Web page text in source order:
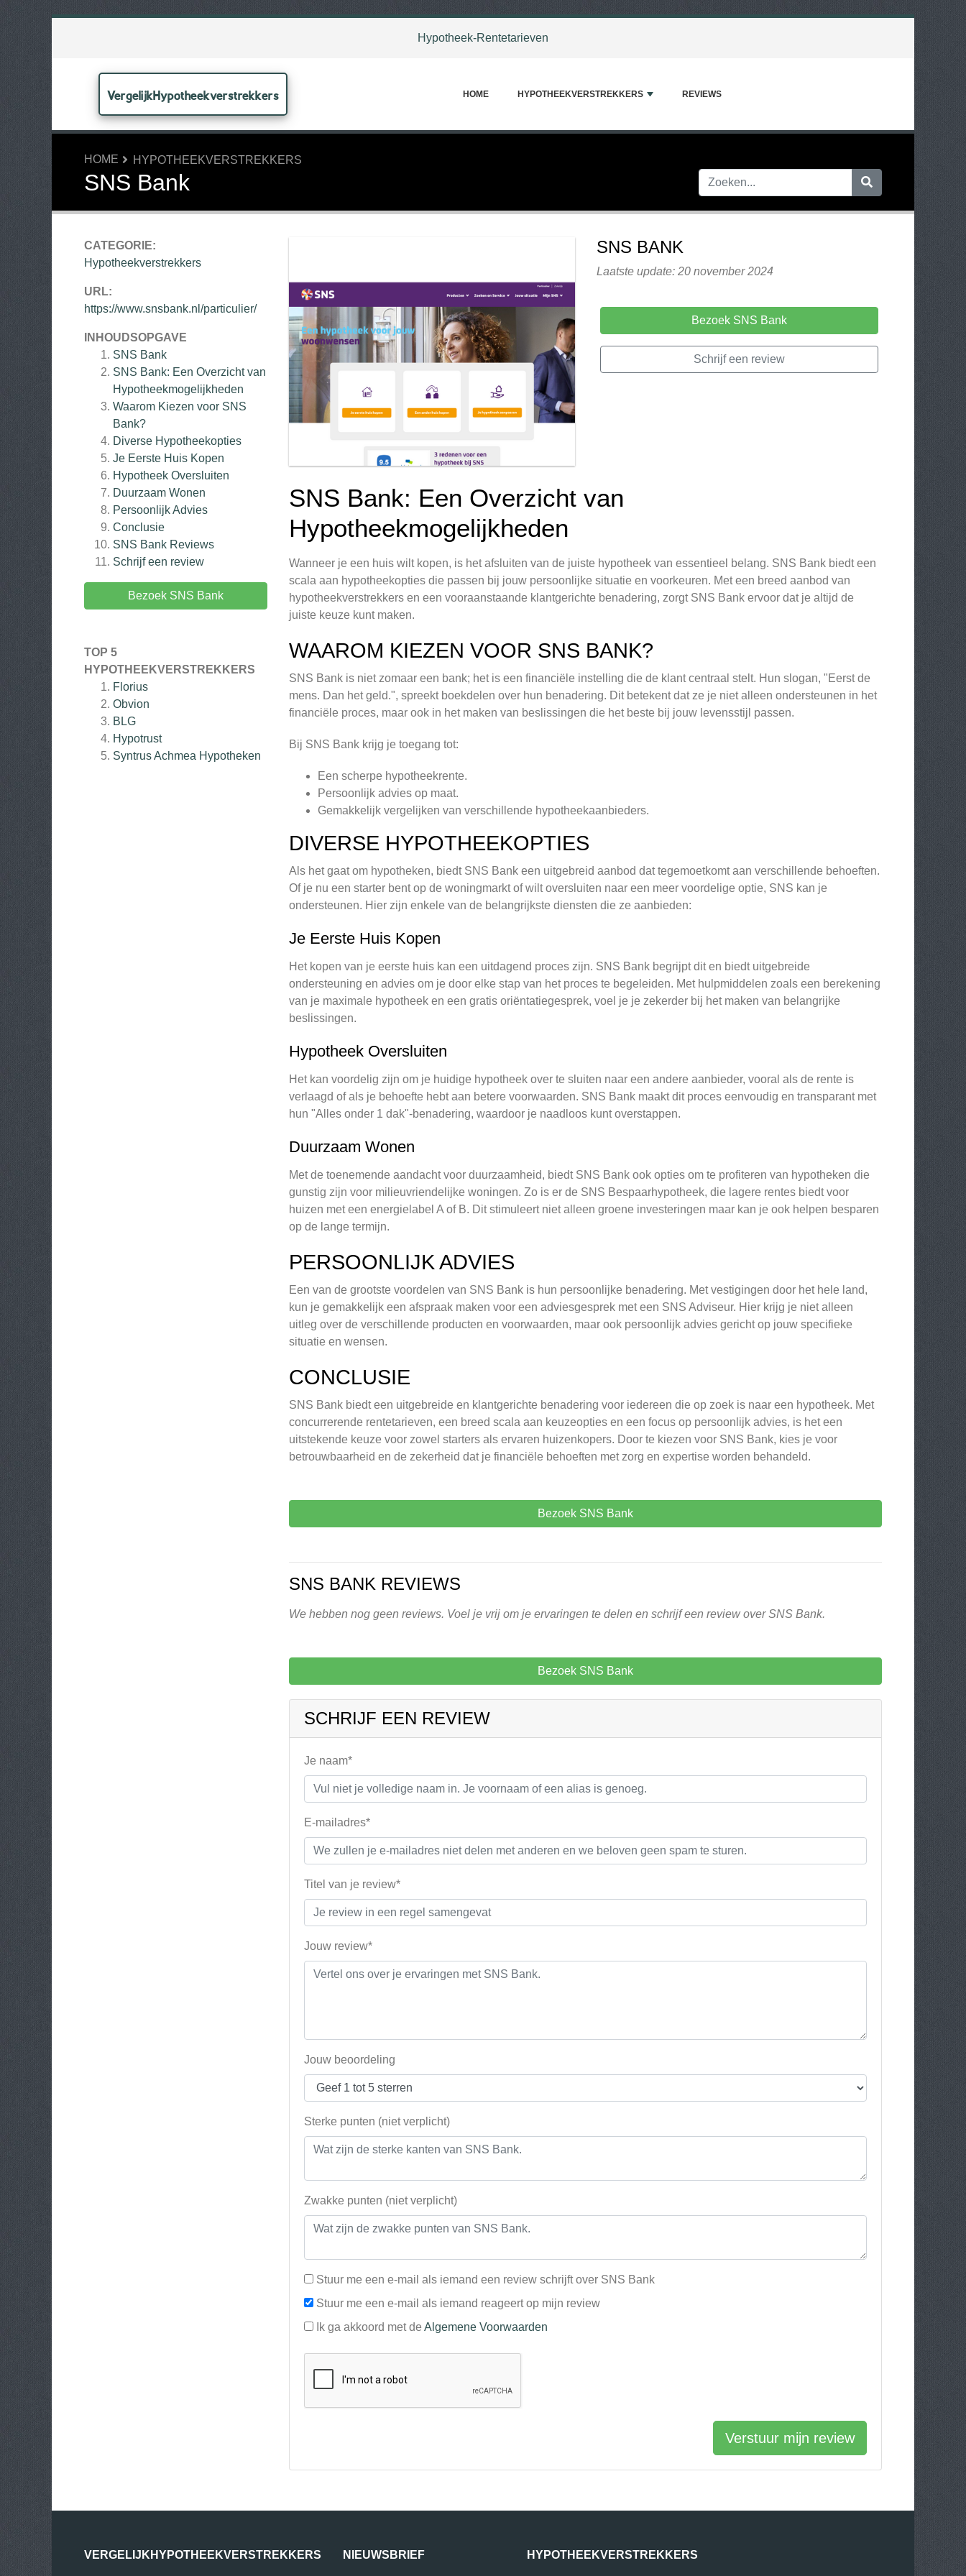
Hypotheek-Rentetarieven
VergelijkHypotheekverstrekkers HOME HYPOTHEEKVERSTREKKERS REVIEWS
HOME HYPOTHEEKVERSTREKKERS
SNS Bank
CATEGORIE:
Hypotheekverstrekkers
URL:
https://www.snsbank.nl/particulier/
INHOUDSOPGAVE
SNS Bank
SNS Bank: Een Overzicht van
Hypotheekmogelijkheden
Waarom Kiezen voor SNS
Bank?
Diverse Hypotheekopties
Je Eerste Huis Kopen
Hypotheek Oversluiten
Duurzaam Wonen
Persoonlijk Advies
Conclusie
SNS Bank Reviews
Schrijf een review
Bezoek SNS Bank
TOP 5
HYPOTHEEKVERSTREKKERS
Florius
Obvion
BLG
Hypotrust
Syntrus Achmea Hypotheken
SNS BANK
Laatste update: 20 november 2024
Bezoek SNS Bank
Schrijf een review
SNS Bank: Een Overzicht van
Hypotheekmogelijkheden
Wanneer je een huis wilt kopen, is het afsluiten van de juiste hypotheek van essentieel belang. SNS Bank biedt een
scala aan hypotheekopties die passen bij jouw persoonlijke situatie en voorkeuren. Met een breed aanbod van
hypotheekverstrekkers en een vooraanstaande klantgerichte benadering, zorgt SNS Bank ervoor dat je altijd de
juiste keuze kunt maken.
WAAROM KIEZEN VOOR SNS BANK?
SNS Bank is niet zomaar een bank; het is een financiële instelling die de klant centraal stelt. Hun slogan, "Eerst de
mens. Dan het geld.", spreekt boekdelen over hun benadering. Dit betekent dat ze je niet alleen ondersteunen in het
financiële proces, maar ook in het maken van beslissingen die het beste bij jouw levensstijl passen.
Bij SNS Bank krijg je toegang tot:
Een scherpe hypotheekrente.
Persoonlijk advies op maat.
Gemakkelijk vergelijken van verschillende hypotheekaanbieders.
DIVERSE HYPOTHEEKOPTIES
Als het gaat om hypotheken, biedt SNS Bank een uitgebreid aanbod dat tegemoetkomt aan verschillende behoeften.
Of je nu een starter bent op de woningmarkt of wilt oversluiten naar een meer voordelige optie, SNS kan je
ondersteunen. Hier zijn enkele van de belangrijkste diensten die ze aanbieden:
Je Eerste Huis Kopen
Het kopen van je eerste huis kan een uitdagend proces zijn. SNS Bank begrijpt dit en biedt uitgebreide
ondersteuning en advies om je door elke stap van het proces te begeleiden. Met hulpmiddelen zoals een berekening
van je maximale hypotheek en een gratis oriëntatiegesprek, voel je je zekerder bij het maken van belangrijke
beslissingen.
Hypotheek Oversluiten
Het kan voordelig zijn om je huidige hypotheek over te sluiten naar een andere aanbieder, vooral als de rente is
verlaagd of als je behoefte hebt aan betere voorwaarden. SNS Bank maakt dit proces eenvoudig en transparant met
hun "Alles onder 1 dak"-benadering, waardoor je naadloos kunt overstappen.
Duurzaam Wonen
Met de toenemende aandacht voor duurzaamheid, biedt SNS Bank ook opties om te profiteren van hypotheken die
gunstig zijn voor milieuvriendelijke woningen. Zo is er de SNS Bespaarhypotheek, die lagere rentes biedt voor
huizen met een energielabel A of B. Dit stimuleert niet alleen groene investeringen maar kan je ook helpen besparen
op de lange termijn.
PERSOONLIJK ADVIES
Een van de grootste voordelen van SNS Bank is hun persoonlijke benadering. Met vestigingen door het hele land,
kun je gemakkelijk een afspraak maken voor een adviesgesprek met een SNS Adviseur. Hier krijg je niet alleen
uitleg over de verschillende producten en voorwaarden, maar ook persoonlijk advies gericht op jouw specifieke
situatie en wensen.
CONCLUSIE
SNS Bank biedt een uitgebreide en klantgerichte benadering voor iedereen die op zoek is naar een hypotheek. Met
concurrerende rentetarieven, een breed scala aan keuzeopties en een focus op persoonlijk advies, is het een
uitstekende keuze voor zowel starters als ervaren huizenkopers. Door te kiezen voor SNS Bank, kies je voor
betrouwbaarheid en de zekerheid dat je financiële behoeften met zorg en expertise worden behandeld.
Bezoek SNS Bank
SNS BANK REVIEWS
We hebben nog geen reviews. Voel je vrij om je ervaringen te delen en schrijf een review over SNS Bank.
Bezoek SNS Bank
SCHRIJF EEN REVIEW
Je naam*
E-mailadres*
Titel van je review*
Jouw review*
Jouw beoordeling
Sterke punten (niet verplicht)
Zwakke punten (niet verplicht)
Stuur me een e-mail als iemand een review schrijft over SNS Bank
Stuur me een e-mail als iemand reageert op mijn review
Ik ga akkoord met de Algemene Voorwaarden
Verstuur mijn review
VERGELIJKHYPOTHEEKVERSTREKKERS NIEUWSBRIEF HYPOTHEEKVERSTREKKERS